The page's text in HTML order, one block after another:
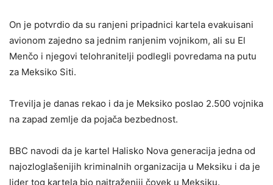
On je potvrdio da su ranjeni pripadnici kartela evakuisani
avionom zajedno sa jednim ranjenim vojnikom, ali su El
Menčo i njegovi telohranitelji podlegli povredama na putu
za Meksiko Siti.
Trevilja je danas rekao i da je Meksiko poslao 2.500 vojnika
na zapad zemlje da pojača bezbednost.
BBC navodi da je kartel Halisko Nova generacija jedna od
najozloglašenijih kriminalnih organizacija u Meksiku i da je
lider tog kartela bio najtraženiji čovek u Meksiku.